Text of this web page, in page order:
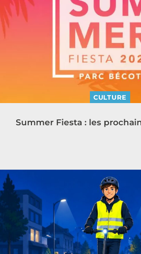
CULTURE
Summer Fiesta : les